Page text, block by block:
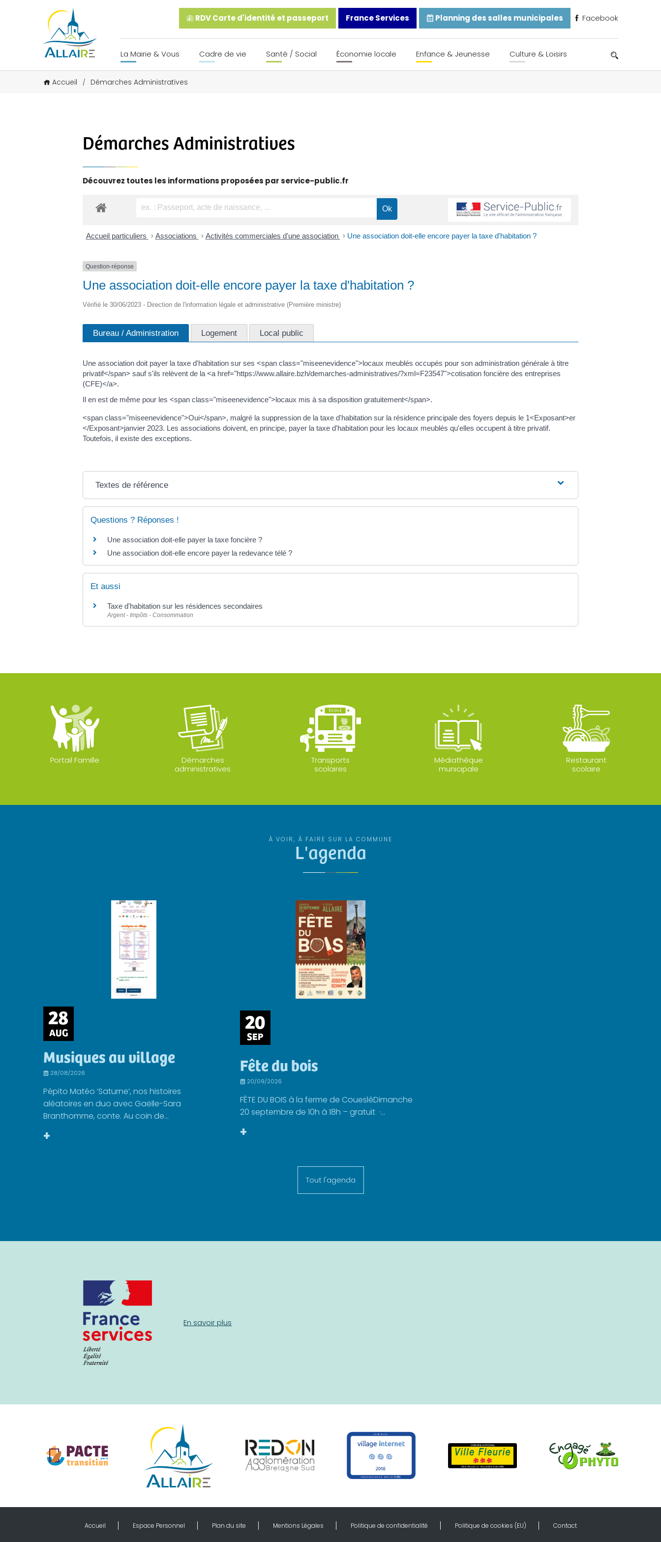
RDV Carte d'identité et passeport France Services Planning des salles municipales Facebook
La Mairie & Vous Cadre de vie Santé / Social Économie locale Enfance & Jeunesse Culture & Loisirs
Accueil / Démarches Administratives
Démarches Administratives
Découvrez toutes les informations proposées par service-public.fr
Accueil particuliers > Associations > Activités commerciales d'une association > Une association doit-elle encore payer la taxe d'habitation ?
Question-réponse
Une association doit-elle encore payer la taxe d'habitation ?
Vérifié le 30/06/2023 - Direction de l'information légale et administrative (Première ministre)
Bureau / Administration Logement Local public
Une association doit payer la taxe d'habitation sur ses <span class="miseenevidence">locaux meublés occupés pour son administration générale à titre
privatif</span> sauf s'ils relèvent de la <a href="https://www.allaire.bzh/demarches-administratives/?xml=F23547">cotisation foncière des entreprises
(CFE)</a>.
Il en est de même pour les <span class="miseenevidence">locaux mis à sa disposition gratuitement</span>.
<span class="miseenevidence">Oui</span>, malgré la suppression de la taxe d'habitation sur la résidence principale des foyers depuis le 1<Exposant>er
</Exposant>janvier 2023. Les associations doivent, en principe, payer la taxe d'habitation pour les locaux meublés qu'elles occupent à titre privatif.
Toutefois, il existe des exceptions.
Textes de référence
Questions ? Réponses !
Une association doit-elle payer la taxe foncière ?
Une association doit-elle encore payer la redevance télé ?
Et aussi
Taxe d'habitation sur les résidences secondaires
Argent - Impôts - Consommation
Portail Famille
Démarches
administratives
Transports
scolaires
Médiathèque
municipale
Restaurant
scolaire
À VOIR, À FAIRE SUR LA COMMUNE
L'agenda
28
AUG
Musiques au village
28/08/2026
Pépito Matéo ‘Saturne’, nos histoires
aléatoires en duo avec Gaëlle-Sara
Branthomme, conte. Au coin de...
+
20
SEP
Fête du bois
20/09/2026
FÊTE DU BOIS à la ferme de CouesléDimanche
20 septembre de 10h à 18h – gratuit ·...
+
Tout l'agenda
En savoir plus
Accueil Espace Personnel Plan du site Mentions Légales Politique de confidentialité Politique de cookies (EU) Contact